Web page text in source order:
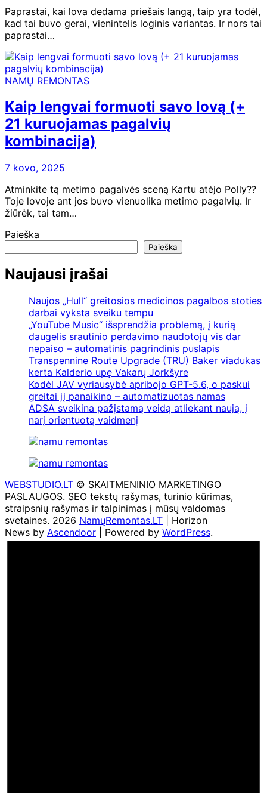
Paprastai, kai lova dedama priešais langą, taip yra todėl,
kad tai buvo gerai, vienintelis loginis variantas. Ir nors tai
paprastai…
NAMŲ REMONTAS
Kaip lengvai formuoti savo lovą (+
21 kuruojamas pagalvių
kombinacija)
7 kovo, 2025
Atminkite tą metimo pagalvės sceną Kartu atėjo Polly??
Toje lovoje ant jos buvo vienuolika metimo pagalvių. Ir
žiūrėk, tai tam…
Paieška
Paieška
Naujausi įrašai
Naujos „Hull“ greitosios medicinos pagalbos stoties
darbai vyksta sveiku tempu
„YouTube Music“ išsprendžia problemą, į kurią
daugelis srautinio perdavimo naudotojų vis dar
nepaiso – automatinis pagrindinis puslapis
Transpennine Route Upgrade (TRU) Baker viadukas
kerta Kalderio upę Vakarų Jorkšyre
Kodėl JAV vyriausybė apribojo GPT-5.6, o paskui
greitai jį panaikino – automatizuotas namas
ADSA sveikina pažįstamą veidą atliekant naują, į
narį orientuotą vaidmenį
WEBSTUDIO.LT © SKAITMENINIO MARKETINGO
PASLAUGOS. SEO tekstų rašymas, turinio kūrimas,
straipsnių rašymas ir talpinimas į mūsų valdomas
svetaines. 2026 NamųRemontas.LT | Horizon
News by Ascendoor | Powered by WordPress.